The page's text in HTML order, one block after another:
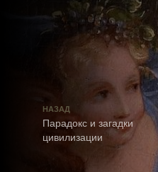
НАЗАД
Парадокс и загадки
цивилизации